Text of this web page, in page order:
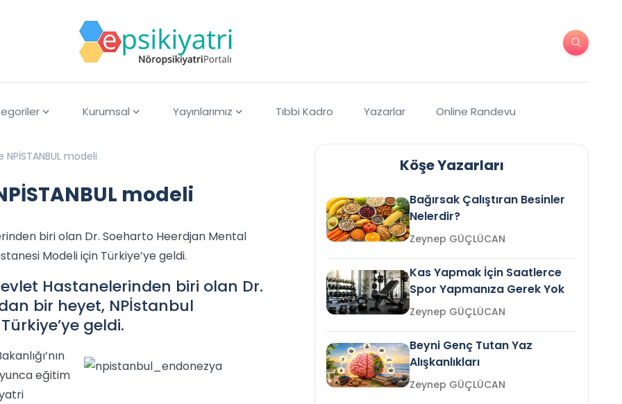
Kurumsal Yayınlarımız Tıbbi Kadro Yazarlar Online Randevu
modeli
modeli
biri olan Dr. Soeharto Heerdjan Mental
Modeli için Türkiye’ye geldi.
Hastanelerinden biri olan Dr.
bir heyet, NPİstanbul
geldi.
eğitim
Köşe Yazarları
Bağırsak Çalıştıran Besinler
Nelerdir?
Zeynep GÜÇLÜCAN
Kas Yapmak İçin Saatlerce
Spor Yapmanıza Gerek Yok
Zeynep GÜÇLÜCAN
Beyni Genç Tutan Yaz
Alışkanlıkları
Zeynep GÜÇLÜCAN